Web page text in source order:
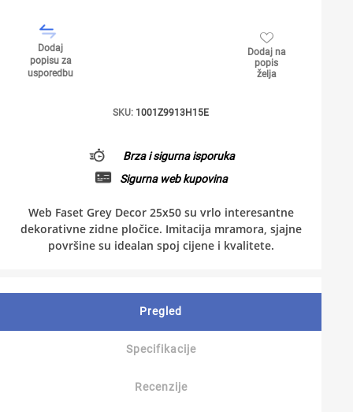
Dodaj
popisu za
usporedbu
Dodaj na
popis
želja
SKU: 1001Z9913H15E
Brza i sigurna isporuka
Sigurna web kupovina
Web Faset Grey Decor 25x50 su vrlo interesantne
dekorativne zidne pločice. Imitacija mramora, sjajne
površine su idealan spoj cijene i kvalitete.
Pregled
Specifikacije
Recenzije